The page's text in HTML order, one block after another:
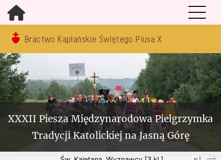
Bractwo Kapłańskie Świętego Piusa X
XXXII Piesza Międzynarodowa Pielgrzymka
Tradycji Katolickiej na Jasną Górę